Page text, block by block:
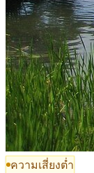
ความเสี่ยงต่ำ